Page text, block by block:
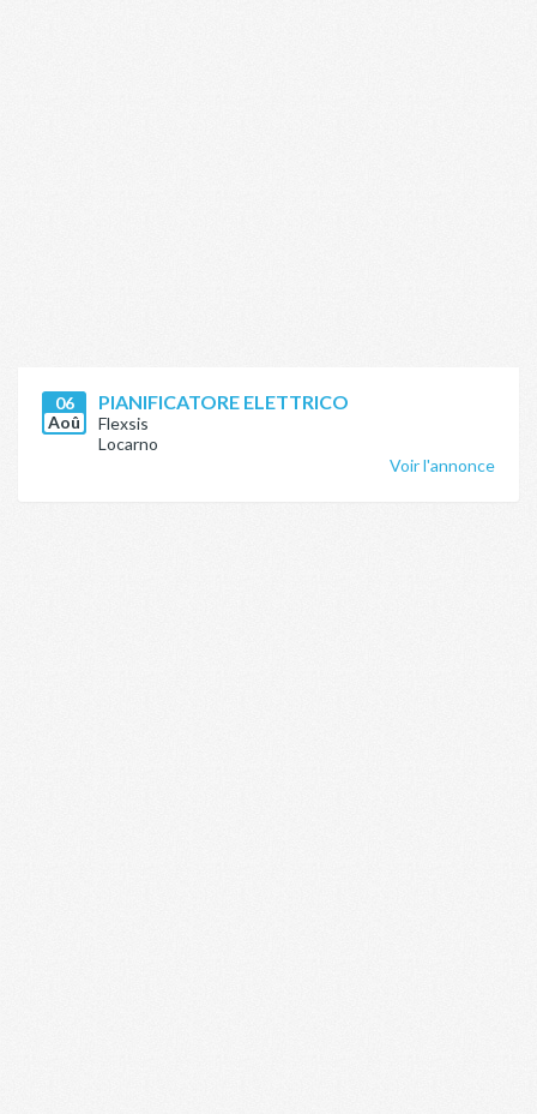
06
Aoû
PIANIFICATORE ELETTRICO
Flexsis
Locarno
Voir l'annonce